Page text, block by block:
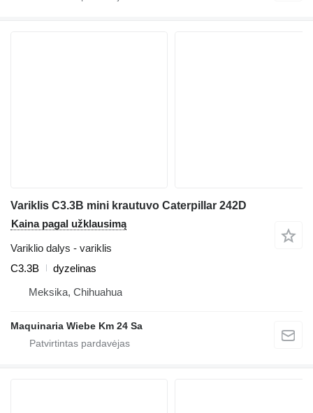
Variklis C3.3B mini krautuvo Caterpillar 242D
Kaina pagal užklausimą
Variklio dalys - variklis
C3.3B
dyzelinas
Meksika, Chihuahua
Maquinaria Wiebe Km 24 Sa